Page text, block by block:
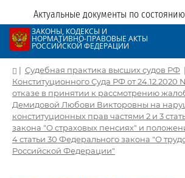
Актуальные документы по
ЗАКОНЫ, КОДЕКСЫ И
НОРМАТИВНО-ПРАВОВЫЕ АКТЫ
РОССИЙСКОЙ ФЕДЕРАЦИИ
| Судебная практика высших судов РФ |
Конституционного Суда РФ от 24.12.2020
отказе в принятии к рассмотрению
Демидовой Любови Викторовны на
конституционных прав частями 2 и 3
закона "О страховых пенсиях" и
4 статьи 30 Федерального закона "О
Российской Федерации"